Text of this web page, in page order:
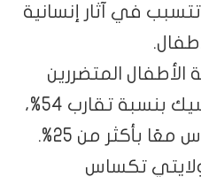
في آثار إنسانية
الأطفال المتضررين
ينحدر آباؤهم من المكسيك بنسبة تقارب 54%،
بأكثر من 25%.
تكساس